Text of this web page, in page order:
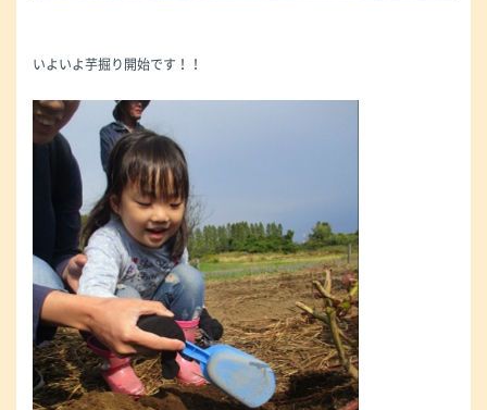
いよいよ芋掘り開始です！！